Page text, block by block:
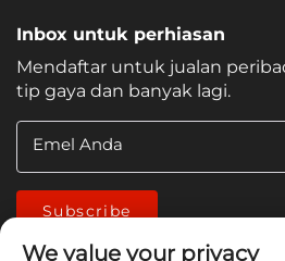
Inbox untuk perhiasan
Mendaftar untuk jualan
tip gaya dan banyak lagi.
Emel Anda
Subscribe
We value your privacy